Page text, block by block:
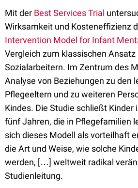
Mit der Best Services Trial
Wirksamkeit und Kosteneffizienz
Intervention Model for Infant
Vergleich zum klassischen
Sozialarbeitern. Im Zentrum des
Analyse von Beziehungen zu den
Pflegeeltern und zu weiteren
Kindes. Die Studie schließt Kinder
fünf Jahren, die in Pflegefamilien
sich dieses Modell als vorteilhaft
die Art und Weise, wie solche
werden, […] weltweit radikal
Studienleitung.